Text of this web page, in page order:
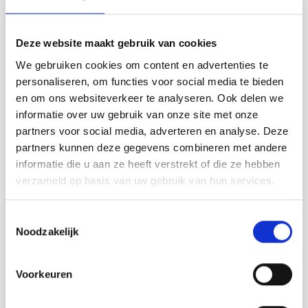
Deze website maakt gebruik van cookies
We gebruiken cookies om content en advertenties te
personaliseren, om functies voor social media te bieden
en om ons websiteverkeer te analyseren. Ook delen we
informatie over uw gebruik van onze site met onze
partners voor social media, adverteren en analyse. Deze
partners kunnen deze gegevens combineren met andere
informatie die u aan ze heeft verstrekt of die ze hebben
verzameld op basis van uw gebruik van hun services.
Noodzakelijk
Voorkeuren
Groupe de fils B
TAILLES:
S – M – L – XL – XXL – XXXL
FOURNITURES:
DROPS SKY de Garnstudio (appartient au groupe de fils
B)
250-250-300-300-350-350 g coloris 01, blanc
ÉCHANTILLON:
21 mailles en largeur et 28 rangs en hauteur, en jersey = 10
AIGUILLES:
80 cm, pour le jersey/le point fantaisie.
AIGUILLES DOUBLES POINTES DROPS n° 3,5 - pour les